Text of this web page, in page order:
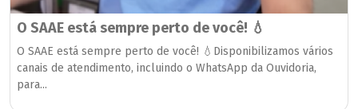
O SAAE está sempre perto de você! 💧
O SAAE está sempre perto de você! 💧Disponibilizamos vários
canais de atendimento, incluindo o WhatsApp da Ouvidoria,
para...